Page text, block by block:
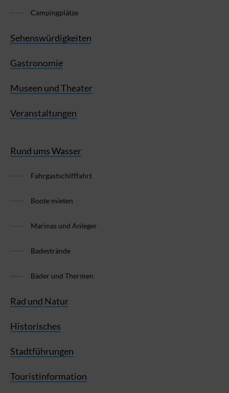
Campingplätze
Sehenswürdigkeiten
Gastronomie
Museen und Theater
Veranstaltungen
Rund ums Wasser
Fahrgastschifffahrt
Boote mieten
Marinas und Anleger
Badestrände
Bäder und Thermen
Rad und Natur
Historisches
Stadtführungen
Touristinformation